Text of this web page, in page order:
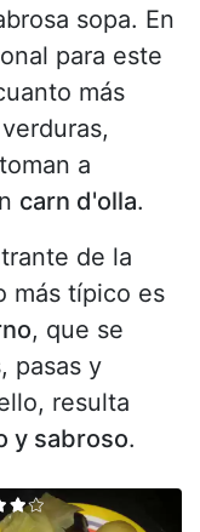
sopa. En
para este
más
a
carn d'olla.
de la
más típico es
, que se
pasas y
resulta
y sabroso.